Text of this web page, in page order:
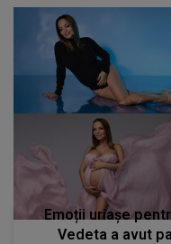
Emoții uriașe
Vedeta a avut